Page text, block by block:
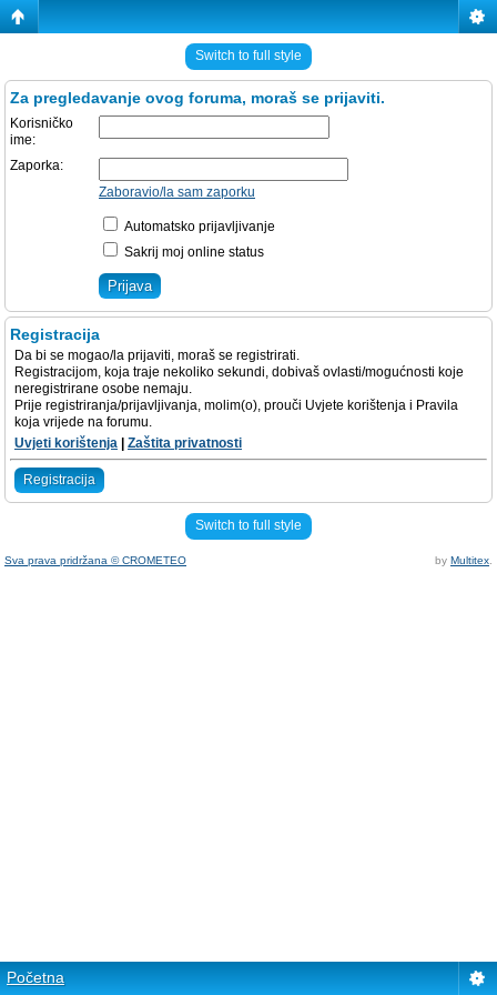
Switch to full style
Za pregledavanje ovog foruma, moraš se prijaviti.
Korisničko
ime:
Zaporka:
Zaboravio/la sam zaporku
Automatsko prijavljivanje
Sakrij moj online status
Registracija
Da bi se mogao/la prijaviti, moraš se registrirati.
Registracijom, koja traje nekoliko sekundi, dobivaš ovlasti/mogućnosti koje
neregistrirane osobe nemaju.
Prije registriranja/prijavljivanja, molim(o), prouči Uvjete korištenja i Pravila
koja vrijede na forumu.
Uvjeti korištenja
Zaštita privatnosti
Registracija
Switch to full style
Sva prava pridržana © CROMETEO by Multitex
Početna